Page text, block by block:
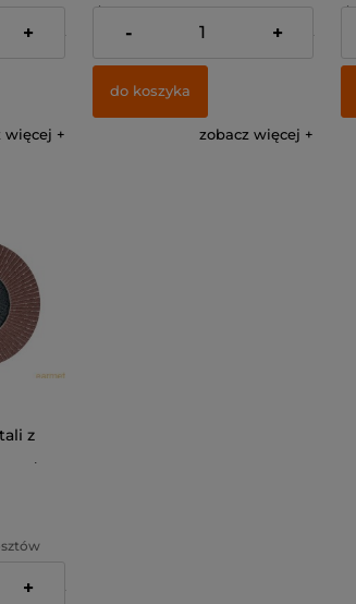
38,54 zł
+
więcej
dostawy
Cena netto:
42,28 zł
- +
do koszyka
zobacz więcej
z
42,28 zł
+